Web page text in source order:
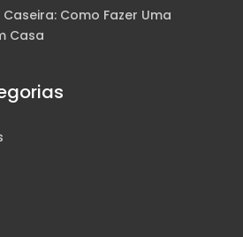
Como Fazer Uma
Casa